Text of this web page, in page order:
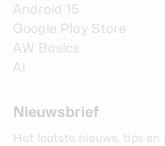
Android 15
Google Play Store
AW Basics
AI
Nieuwsbrief
Het laatste nieuws, tips en